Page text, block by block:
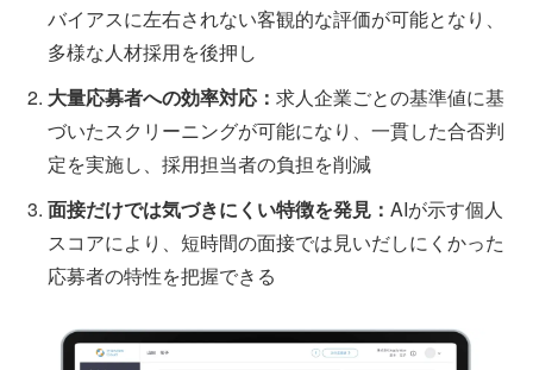
バイアスに左右されない客観的な評価が可能となり、
多様な人材採用を後押し
大量応募者への効率対応： 求人企業ごとの基準値に基
づいたスクリーニングが可能になり、一貫した合否判
定を実施し、採用担当者の負担を削減
面接だけでは気づきにくい特徴を発見： AIが示す個人
スコアにより、短時間の面接では見いだしにくかった
応募者の特性を把握できる